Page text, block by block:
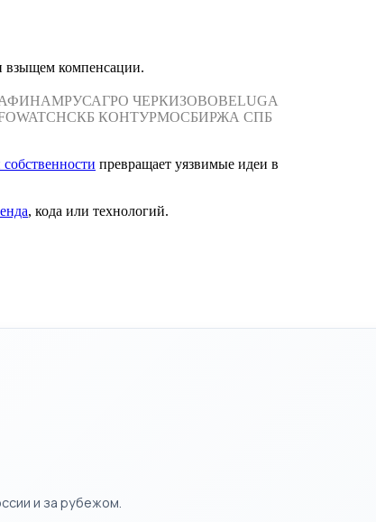
взыщем компенсации.
ФИНАМРУСАГРО ЧЕРКИЗОВОBELUGA
СКБ КОНТУРМОСБИРЖА СПБ
превращает уязвимые идеи в
, кода или технологий.
и за рубежом.